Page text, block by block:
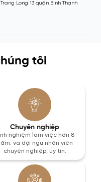
Long 13 quận Bình Thạnh
tôi
Chuyên nghiệp
nghiệm làm việc hơn 8
và đội ngũ nhân viên
chuyên nghiệp, uy tín.